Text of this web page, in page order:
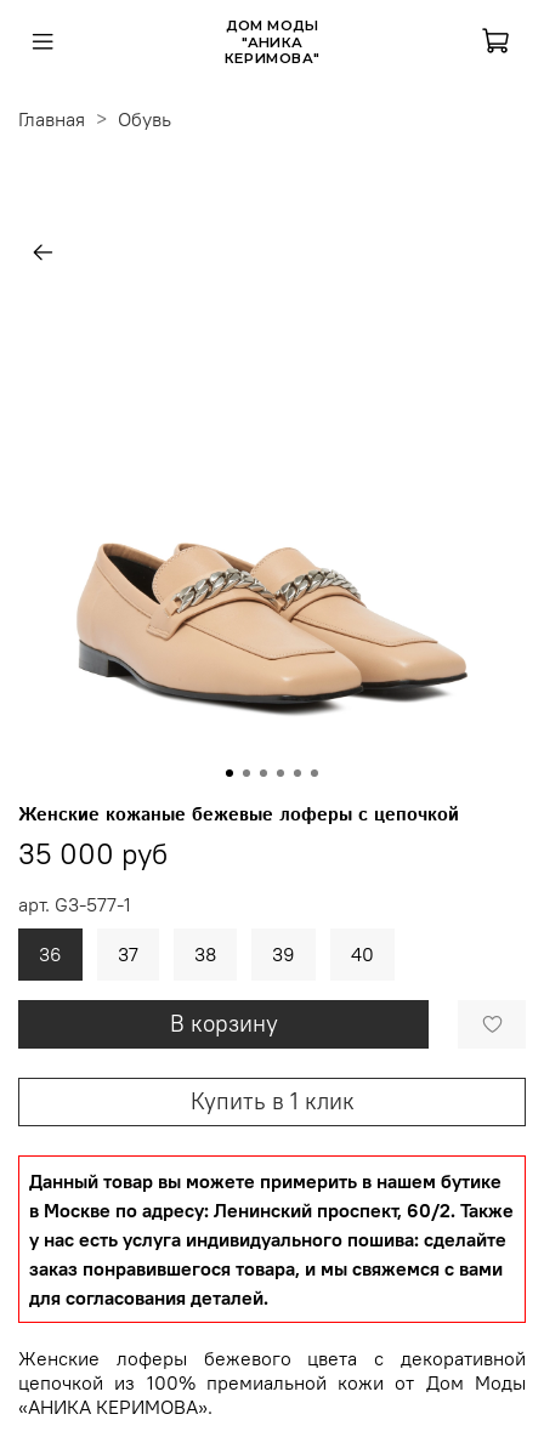
ДОМ МОДЫ
"АНИКА
КЕРИМОВА"
Главная Обувь
арт. G3-577-1
Женские кожаные бежевые лоферы с цепочкой
35 000 руб
В корзину
Купить в 1 клик
Данный товар вы можете примерить в нашем бутике
в Москве по адресу: Ленинский проспект, 60/2. Также
у нас есть услуга индивидуального пошива: сделайте
заказ понравившегося товара, и мы свяжемся с вами
для согласования деталей.
36 37 38 39 40
Женские лоферы бежевого цвета с декоративной
цепочкой из 100% премиальной кожи от Дом Моды
«АНИКА КЕРИМОВА».